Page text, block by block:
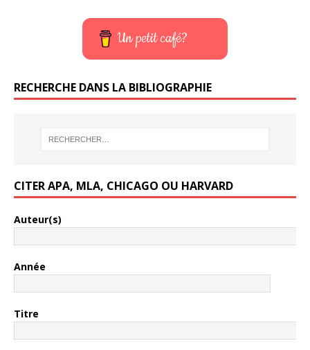
Un petit café?
RECHERCHE DANS LA BIBLIOGRAPHIE
CITER APA, MLA, CHICAGO OU HARVARD
Auteur(s)
Année
Titre